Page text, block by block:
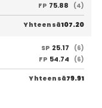
FP 75.88 (4)
Yhteensä107.20
SP 25.17
(6)
FP 54.74 (6)
Yhteensä79.91